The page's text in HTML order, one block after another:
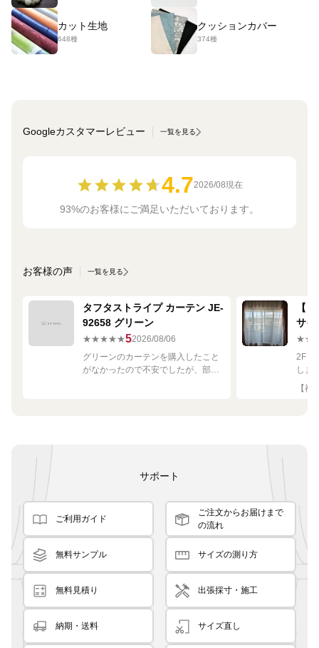
カット生地
648種
クッションカバー
374種
Googleカスタマーレビュー 一覧を見る
4.72026/08現在
93%のお客様にご満足いただいております。
お客様の声 一覧を見る
タフタストライプ カーテン JE-
92658 グリーン
★★★★★52026/08/06
グリーンのカーテンを購入したこと
がなかったので不安でしたが、部屋
【
サイ
2Fリ
しま
し
で
【神
サポート
ご利用ガイド
ご注文からお届けまで
の流れ
無料サンプル サイズの測り方
無料見積り 出張採寸・施工
納期・送料 サイズ直し